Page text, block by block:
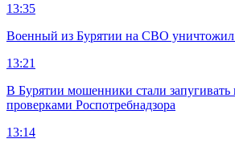
13:35
Военный из Бурятии на СВО уничтожил
13:21
В Бурятии мошенники стали запугивать
проверками Роспотребнадзора
13:14